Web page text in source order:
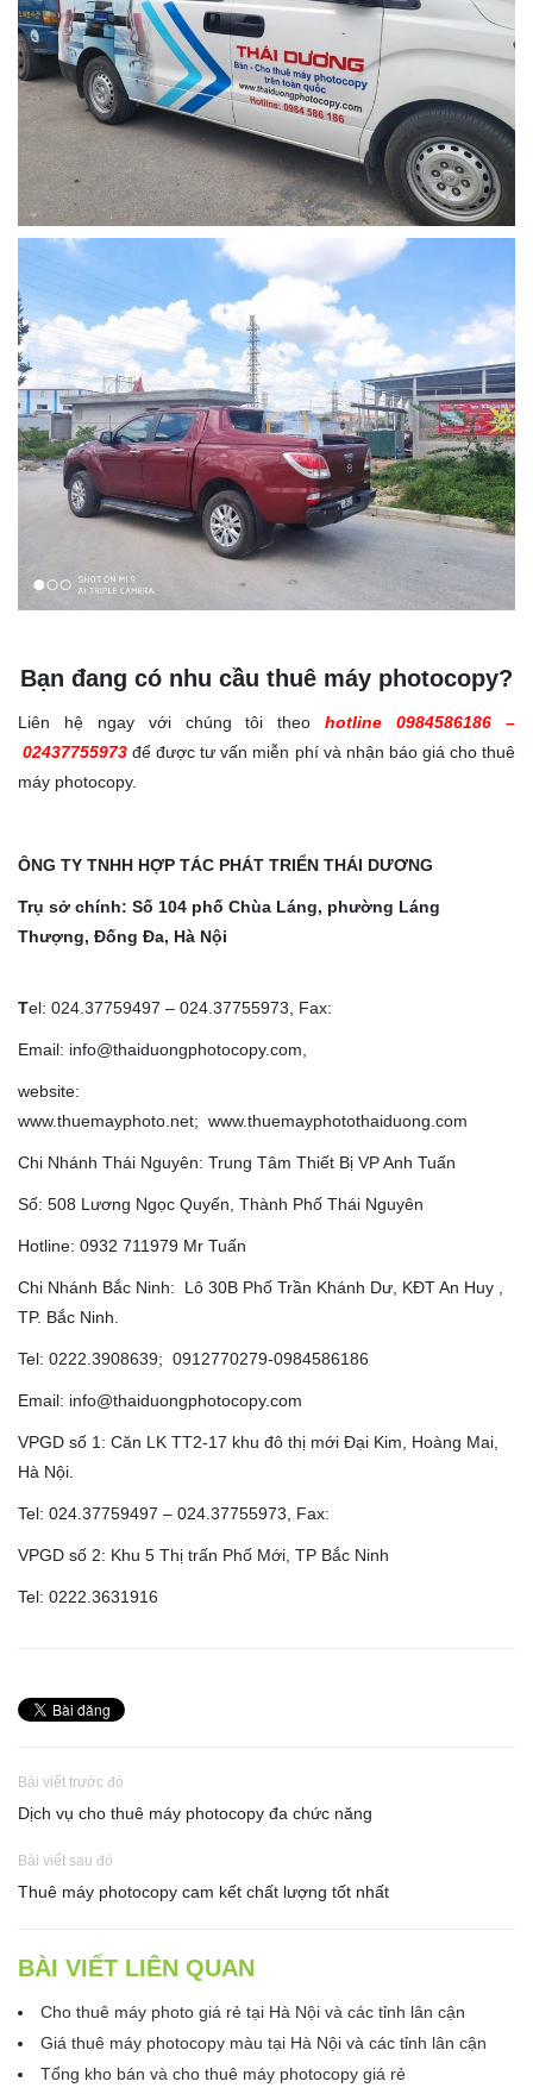
Bạn đang có nhu cầu thuê máy photocopy?
Liên hệ ngay với chúng tôi theohotline0984586186 –
02437755973 để được tư vấn miễn phí và nhận báo giá cho thuê
máy photocopy.
ÔNG TY TNHH HỢP TÁC PHÁT TRIỂN THÁI DƯƠNG
Trụ sở chính: Số 104 phố Chùa Láng, phường Láng
Thượng, Đống Đa, Hà Nội
Tel: 024.37759497 – 024.37755973, Fax:
Email: info@thaiduongphotocopy.com,
website:
www.thuemayphoto.net; www.thuemayphotothaiduong.com
Chi Nhánh Thái Nguyên: Trung Tâm Thiết Bị VP Anh Tuấn
Số: 508 Lương Ngọc Quyến, Thành Phố Thái Nguyên
Hotline: 0932 711979 Mr Tuấn
Chi Nhánh Bắc Ninh: Lô 30B Phố Trần Khánh Dư, KĐT An Huy ,
TP. Bắc Ninh.
Tel: 0222.3908639; 0912770279-0984586186
Email: info@thaiduongphotocopy.com
VPGD số 1: Căn LK TT2-17 khu đô thị mới Đại Kim, Hoàng Mai,
Hà Nội.
Tel: 024.37759497 – 024.37755973, Fax:
VPGD số 2: Khu 5 Thị trấn Phố Mới, TP Bắc Ninh
Tel: 0222.3631916
Bài viết trước đó
Dịch vụ cho thuê máy photocopy đa chức năng
Bài viết sau đó
Thuê máy photocopy cam kết chất lượng tốt nhất
BÀI VIẾT LIÊN QUAN
Cho thuê máy photo giá rẻ tại Hà Nội và các tỉnh lân cận
Giá thuê máy photocopy màu tại Hà Nội và các tỉnh lân cận
Tổng kho bán và cho thuê máy photocopy giá rẻ